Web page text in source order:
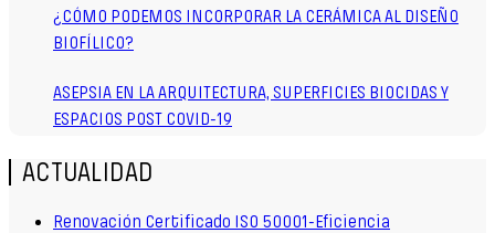
¿CÓMO PODEMOS INCORPORAR LA CERÁMICA AL DISEÑO
BIOFÍLICO?
ASEPSIA EN LA ARQUITECTURA, SUPERFICIES BIOCIDAS Y
ESPACIOS POST COVID-19
ACTUALIDAD
Renovación Certificado ISO 50001-Eficiencia